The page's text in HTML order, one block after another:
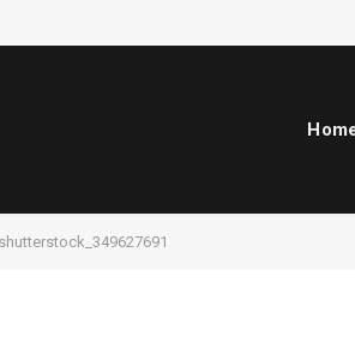
shutterstock_349627691